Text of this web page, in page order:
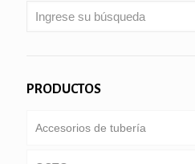
PRODUCTOS
Accesorios de tubería